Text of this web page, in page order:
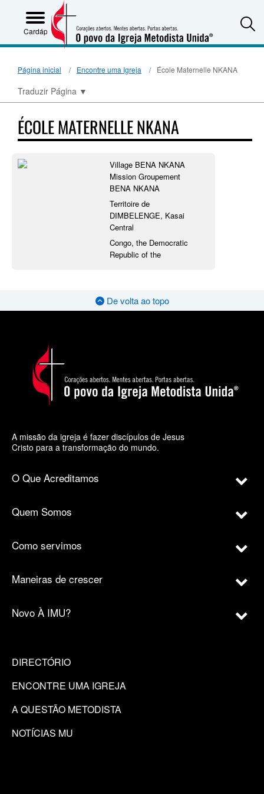
Cardápio
Página inicial Encontre uma Igreja École Maternelle NKANA
Traduzir Página ▼
ÉCOLE MATERNELLE NKANA
Village BENA NKANA
Mission Groupement
BENA NKANA
Territoire de
DIMBELENGE, Kasai
Central
Congo, the Democratic
Republic of the
De volta ao topo
A missão da igreja é fazer discípulos de Jesus
Cristo para a transformação do mundo.
O Que Acreditamos
Quem Somos
Como servimos
Maneiras de crescer
Novo À IMU?
DIRECTÓRIO
ENCONTRE UMA IGREJA
A QUESTÃO METODISTA
NOTÍCIAS MU